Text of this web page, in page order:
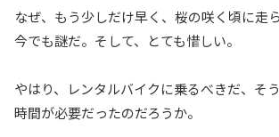
なぜ、もう少しだけ早く、桜の咲く頃に走
今でも謎だ。そして、とても惜しい。
やはり、レンタルバイクに乗るべきだ、そ
時間が必要だったのだろうか。